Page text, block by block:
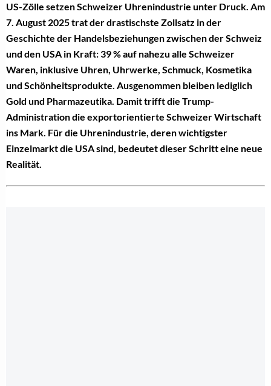
US-Zölle setzen Schweizer Uhrenindustrie unter Druck. Am
7. August 2025 trat der drastischste Zollsatz in der
Geschichte der Handelsbeziehungen zwischen der Schweiz
und den USA in Kraft: 39 % auf nahezu alle Schweizer
Waren, inklusive Uhren, Uhrwerke, Schmuck, Kosmetika
und Schönheitsprodukte. Ausgenommen bleiben lediglich
Gold und Pharmazeutika. Damit trifft die Trump-
Administration die exportorientierte Schweizer Wirtschaft
ins Mark. Für die Uhrenindustrie, deren wichtigster
Einzelmarkt die USA sind, bedeutet dieser Schritt eine neue
Realität.